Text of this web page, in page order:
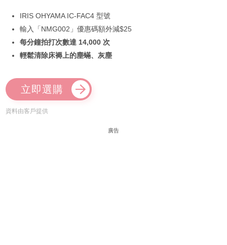
IRIS OHYAMA IC-FAC4 型號
輸入「NMG002」優惠碼額外減$25
每分鐘拍打次數達 14,000 次
輕鬆清除床褥上的塵蟎、灰塵
立即選購
資料由客戶提供
廣告